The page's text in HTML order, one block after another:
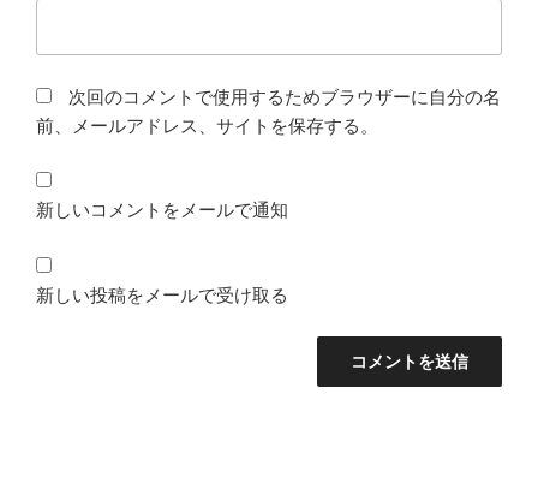
次回のコメントで使用するためブラウザーに自分の名
前、メールアドレス、サイトを保存する。
新しいコメントをメールで通知
新しい投稿をメールで受け取る